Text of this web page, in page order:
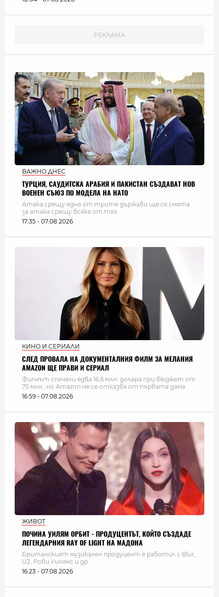
ВАЖНО ДНЕС
ТУРЦИЯ, САУДИТСКА АРАБИЯ И ПАКИСТАН СЪЗДАВАТ НОВ
ВОЕНЕН СЪЮЗ ПО МОДЕЛА НА НАТО
Атака срещу една от трите държави ще се смята
за атака срещу всяка от тях
17:35 - 07.08.2026
КИНО И СЕРИАЛИ
СЛЕД ПРОВАЛА НА ДОКУМЕНТАЛНИЯ ФИЛМ ЗА МЕЛАНИЯ
AMAZON ЩЕ ПРАВИ И СЕРИАЛ
Филмът спечели едва 16,6 млн. долара при бюджет от
75 млн., но Amazon не се отказва от първата дама
16:59 - 07.08.2026
ЖИВОТ
ПОЧИНА УИЛЯМ ОРБИТ - ПРОДУЦЕНТЪТ, КОЙТО СЪЗДАДЕ
ЛЕГЕНДАРНИЯ RAY OF LIGHT НА МАДОНА
Британският музикален продуцент е работил с Blur,
U2, Роби Уилямс и др.
16:23 - 07.08.2026